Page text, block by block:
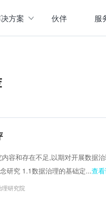
业级实时大数据管理，支撑实时决
方案
应用于一体
享性，提高企业运营效率
伙伴 服
容和存在不足,以期对开展数据
研究 1.1数据治理的基础定...查
研究院